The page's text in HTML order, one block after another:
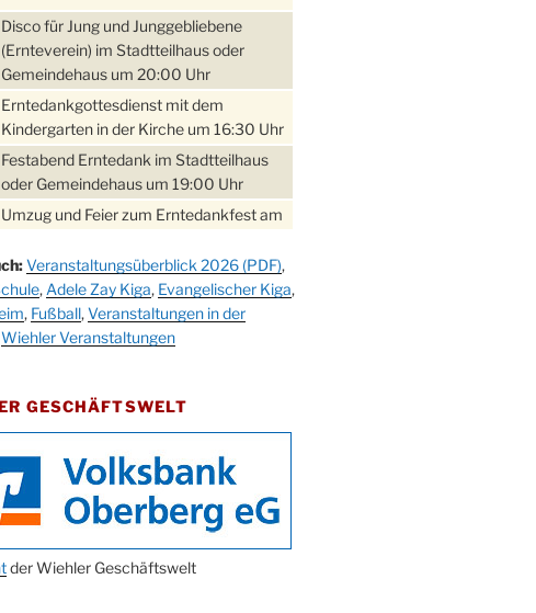
Disco für Jung und Junggebliebene
(Ernteverein) im Stadtteilhaus oder
Gemeindehaus um 20:00 Uhr
Erntedankgottesdienst mit dem
Kindergarten in der Kirche um 16:30 Uhr
Festabend Erntedank im Stadtteilhaus
oder Gemeindehaus um 19:00 Uhr
Umzug und Feier zum Erntedankfest am
Schlagerabend im Stadtteilhaus
Drabenderhöhe
Oktoberfest im Cafe XXS
10-12 Uhr
Afterwork-Andacht um 18:00 Uhr in der
Kirche
Sandmännchen-Gottesdienst in der
Kirche oder im Ev. Gemeindehaus um
Oktoberfest MGV im Stadtteilhaus um
Veranstaltungsüberblick 2026 (PDF),
, Adele Zay Kiga, Evangelischer Kiga,
, Fußball,Veranstaltungen in der
Wiehler Veranstaltungen
GESCHÄFTSWELT
der Wiehler Geschäftswelt